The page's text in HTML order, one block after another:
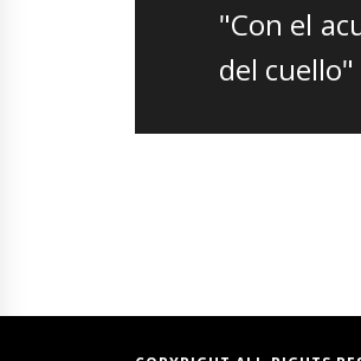
Next
post:
"Con el
del cuello"